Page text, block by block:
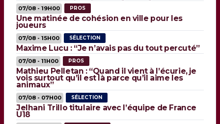
07/08 - 19H00 PROS
Une matinée de cohésion en ville pour les
joueurs
07/08 - 15H00 SÉLECTION
Maxime Lucu : “Je n’avais pas du tout percuté”
07/08 - 11H00 PROS
Mathieu Pelletan : “Quand il vient à l’écurie, je
vois surtout qu’il est là parce qu’il aime les
animaux”
07/08 - 07H00 SÉLECTION
Jelhani Trillo titulaire avec l’équipe de France
U18